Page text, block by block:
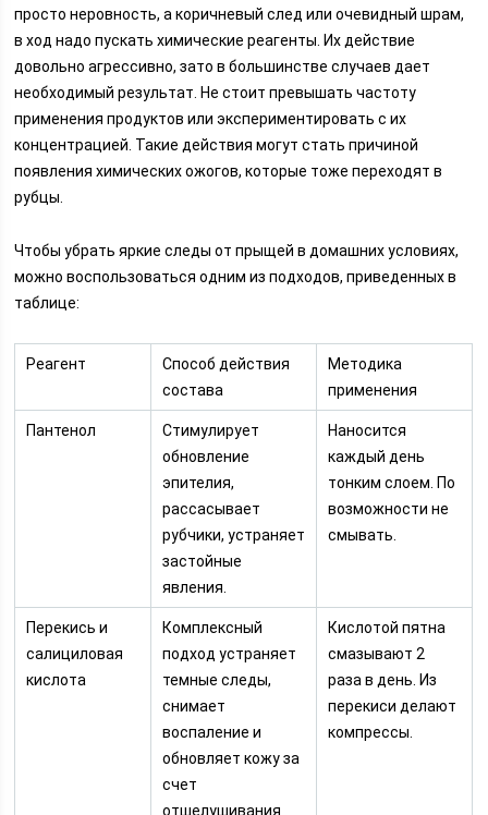
просто неровность, а коричневый след или очевидный шрам,
в ход надо пускать химические реагенты. Их действие
довольно агрессивно, зато в большинстве случаев дает
необходимый результат. Не стоит превышать частоту
применения продуктов или экспериментировать с их
концентрацией. Такие действия могут стать причиной
появления химических ожогов, которые тоже переходят в
рубцы.
Чтобы убрать яркие следы от прыщей в домашних условиях,
можно воспользоваться одним из подходов, приведенных в
таблице:
Реагент
Способ действия
состава
Методика
применения
Пантенол
Стимулирует
обновление
эпителия,
рассасывает
рубчики, устраняет
застойные
явления.
Наносится
каждый день
тонким слоем. По
возможности не
смывать.
Перекись и
салициловая
кислота
Комплексный
подход устраняет
темные следы,
снимает
воспаление и
обновляет кожу за
счет
отшелушивания
Кислотой пятна
смазывают 2
раза в день. Из
перекиси делают
компрессы.